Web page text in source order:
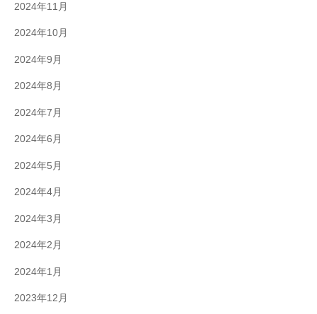
2024年11月
2024年10月
2024年9月
2024年8月
2024年7月
2024年6月
2024年5月
2024年4月
2024年3月
2024年2月
2024年1月
2023年12月